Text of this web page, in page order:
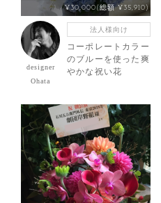
¥30,000(総額 ¥35,910)
designer
Ohata
法人様向け
コーポレートカラー
のブルーを使った爽
やかな祝い花